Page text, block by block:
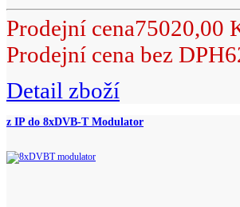
Prodejní cena75020,00
Prodejní cena bez DPH
Detail zboží
z IP do 8xDVB-T Modulator